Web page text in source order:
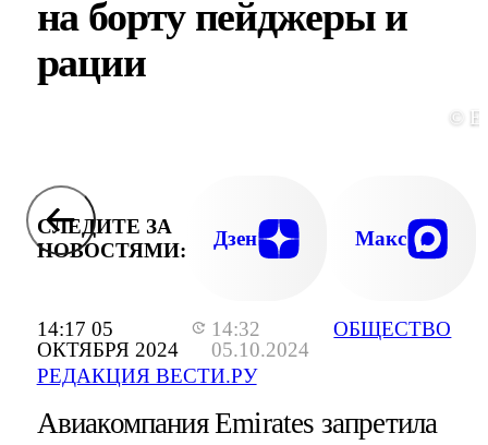
14:17 05
ОКТЯБРЯ 2024
14:32
05.10.2024
РЕДАКЦИЯ ВЕСТИ.РУ
ОБЩЕСТВО
на борту пейджеры и
рации
©
СЛЕДИТЕ ЗА
НОВОСТЯМИ:
Дзен Макс
Авиакомпания Emirates запретила